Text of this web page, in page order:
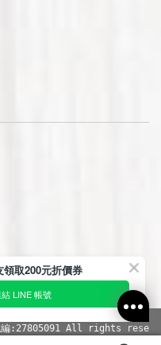
編:27805091 All rights rese
領取200元折價券
LINE 帳號